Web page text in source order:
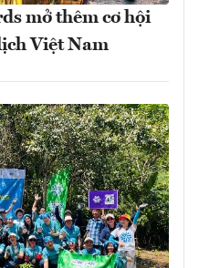
mở thêm cơ hội
Việt Nam